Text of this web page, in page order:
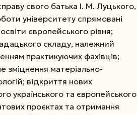
свого батька І. М. Луцького,
університету спрямовані
євро­пейського рівня;
складу, належний
практикуючих фахівців;
зміцнення матеріально-
відкриття нових
українського та європейського
проєктах та отримання